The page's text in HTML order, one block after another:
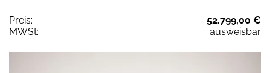
Preis:
52.799,00 €
MWSt:
ausweisbar